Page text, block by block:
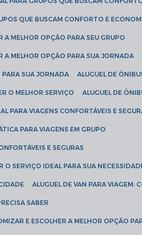
QUE BUSCAM CONFORTO E
A MELHOR OPÇÃO PARA SEU GRUPO
A MELHOR OPÇÃO PARA SUA JORNADA
PARA SUA JORNADA ALUGUEL DE
O MELHOR SERVIÇO ALUGUEL DE
PARA VIAGENS CONFORTÁVEIS E
PARA VIAGENS EM GRUPO
E SEGURAS
O SERVIÇO IDEAL PARA SUA
ALUGUEL DE VAN PARA
SABER
E ESCOLHER A MELHOR OPÇÃO